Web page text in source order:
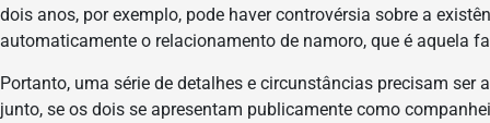
dois anos, por exemplo, pode haver controvérsia sobre a
automaticamente o relacionamento de namoro, que é aquela
Portanto, uma série de detalhes e circunstâncias precisam
junto, se os dois se apresentam publicamente como